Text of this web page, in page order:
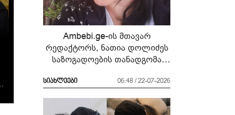
Ambebi.ge-ის მთავარ
რედაქტორს, ნათია დოლიძეს
საზოგადოების თანადგომა
სიახლეები 06:48 / 22-07-2026